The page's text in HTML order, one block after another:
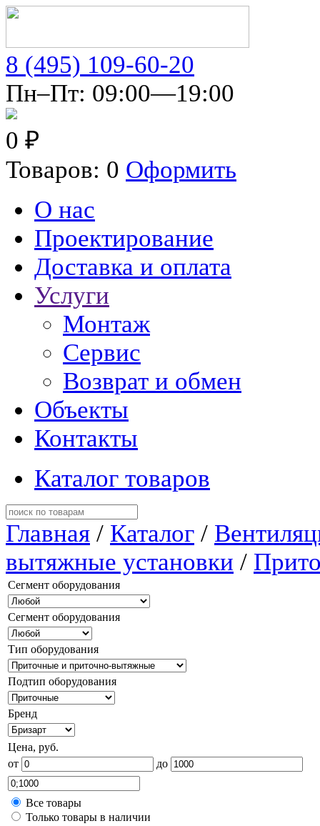
8 (495) 109-60-20
Пн–Пт: 09:00—19:00
0 ₽
Товаров: 0 Оформить
О нас
Проектирование
Доставка и оплата
Услуги
Монтаж
Сервис
Возврат и обмен
Объекты
Контакты
Каталог товаров
Главная / Каталог /
вытяжные установки /
Сегмент оборудования
Сегмент оборудования
Тип оборудования
Подтип оборудования
Бренд
Цена, руб.
от
до
Все товары
Только товары в наличии